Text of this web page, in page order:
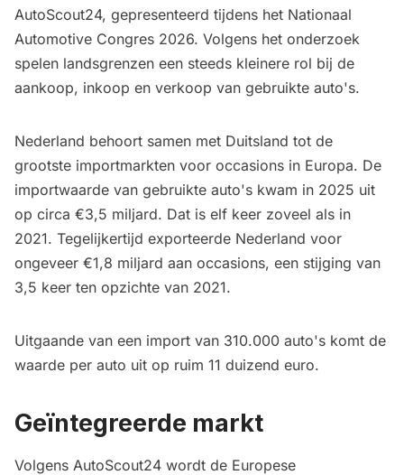
AutoScout24, gepresenteerd tijdens het Nationaal
Automotive Congres 2026. Volgens het onderzoek
spelen landsgrenzen een steeds kleinere rol bij de
aankoop, inkoop en verkoop van gebruikte auto's.
Nederland behoort samen met Duitsland tot de
grootste importmarkten voor occasions in Europa. De
importwaarde van gebruikte auto's kwam in 2025 uit
op circa €3,5 miljard. Dat is elf keer zoveel als in
2021. Tegelijkertijd exporteerde Nederland voor
ongeveer €1,8 miljard aan occasions, een stijging van
3,5 keer ten opzichte van 2021.
Uitgaande van een import van 310.000 auto's komt de
waarde per auto uit op ruim 11 duizend euro.
Geïntegreerde markt
Volgens AutoScout24 wordt de Europese